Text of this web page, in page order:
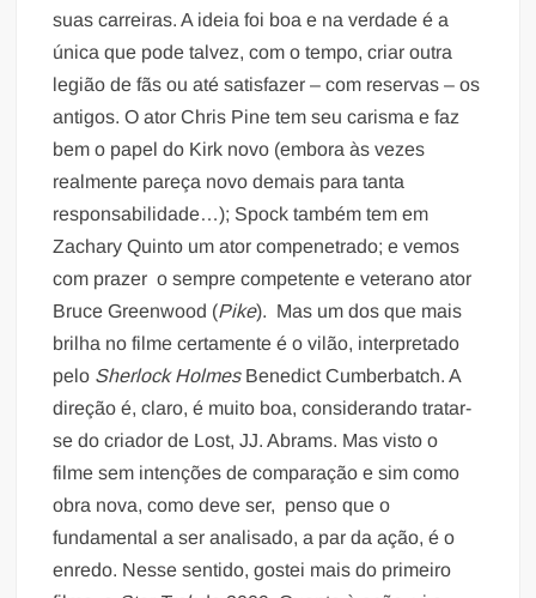
suas carreiras. A ideia foi boa e na verdade é a
única que pode talvez, com o tempo, criar outra
legião de fãs ou até satisfazer – com reservas – os
antigos. O ator Chris Pine tem seu carisma e faz
bem o papel do Kirk novo (embora às vezes
realmente pareça novo demais para tanta
responsabilidade…); Spock também tem em
Zachary Quinto um ator compenetrado; e vemos
com prazer o sempre competente e veterano ator
Bruce Greenwood (Pike). Mas um dos que mais
brilha no filme certamente é o vilão, interpretado
pelo Sherlock Holmes Benedict Cumberbatch. A
direção é, claro, é muito boa, considerando tratar-
se do criador de Lost, JJ. Abrams. Mas visto o
filme sem intenções de comparação e sim como
obra nova, como deve ser, penso que o
fundamental a ser analisado, a par da ação, é o
enredo. Nesse sentido, gostei mais do primeiro